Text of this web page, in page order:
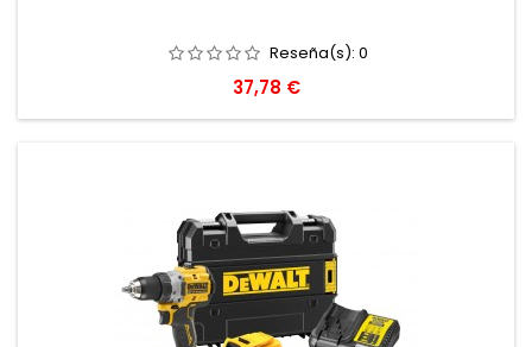
Reseña(s): 0
Precio
37,78 €